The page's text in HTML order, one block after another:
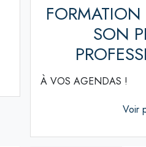
FORMATION
SON
À VOS AGENDAS !
Voir